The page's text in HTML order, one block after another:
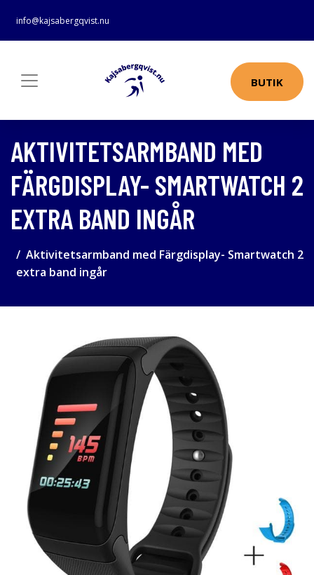
info@kajsabergqvist.nu
BUTIK
AKTIVITETSARMBAND MED
FÄRGDISPLAY- SMARTWATCH 2
EXTRA BAND INGÅR
Aktivitetsarmband med Färgdisplay- Smartwatch 2
extra band ingår